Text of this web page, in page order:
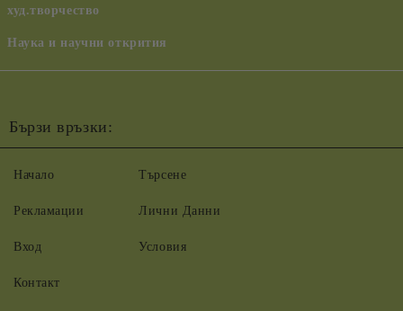
худ.творчество
Наука и научни открития
Бързи връзки:
Начало
Рекламации
Вход
Контакт
Търсене
Лични Данни
Условия